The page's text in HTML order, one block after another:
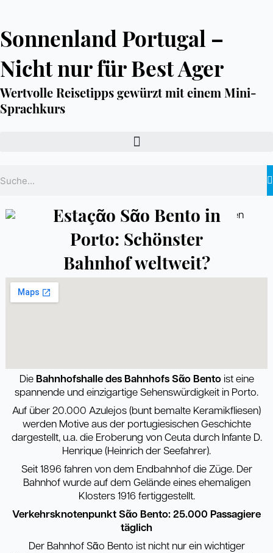
springen
Sonnenland Portugal –
Nicht nur für Best Ager
Wertvolle Reisetipps gewürzt mit einem Mini-
Sprachkurs
Estaçᾶo Sᾶo Bento in
Porto: Schönster
Bahnhof weltweit?
Die Bahnhofshalle des Bahnhofs Sᾶo Bentoist eine
spannende und einzigartige Sehenswürdigkeit in Porto.
Auf über 20.000 Azulejos (bunt bemalte Keramikfliesen)
werden Motive aus der portugiesischen Geschichte
dargestellt, u.a. die Eroberung von Ceuta durch Infante D.
Henrique (Heinrich der Seefahrer).
Seit 1896 fahren von dem Endbahnhof die Züge. Der
Bahnhof wurde auf dem Gelände eines ehemaligen
Klosters 1916 fertiggestellt.
Verkehrsknotenpunkt Sᾶo Bento: 25.000 Passagiere
täglich
Der Bahnhof Sᾶo Bento ist nicht nur ein wichtiger